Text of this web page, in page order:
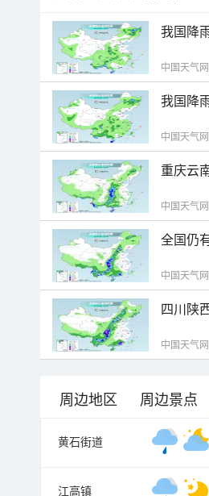
我国降
中国天气
我国降
中国天气
重庆云
中国天气
全国仍
中国天气
四川陕
中国天气
周边地区 周边景点
黄石街道
江高镇